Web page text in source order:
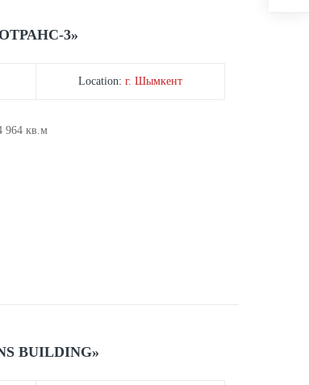
3»
Location: г. Шымкент
964 кв.м
BUILDING»